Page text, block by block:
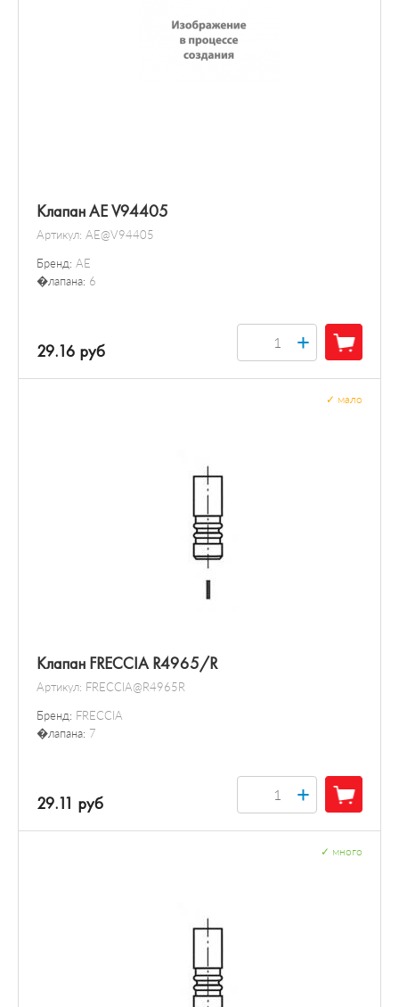
Клапан AE V94405
Артикул: AE@V94405
Бренд: AE
�лапана: 6
29.16 руб +
Клапан FRECCIA R4965/R
Артикул: FRECCIA@R4965R
Бренд: FRECCIA
�лапана: 7
мало
29.11 руб +
много